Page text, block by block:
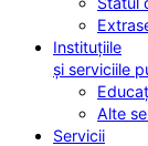
Instituțiile
și serviciile
Alte
Servicii